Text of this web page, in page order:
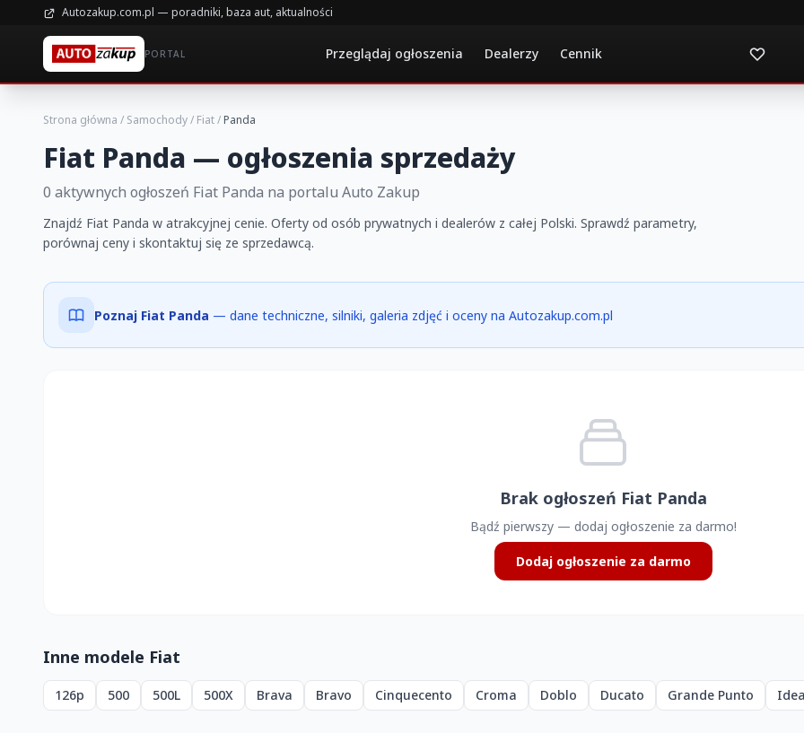
Autozakup.com.pl — poradniki, baza aut, aktualności
PORTAL Przeglądaj ogłoszenia Dealerzy Cennik
Strona główna / Samochody/ Fiat/Panda
Fiat Panda — ogłoszenia sprzedaży
0 aktywnych ogłoszeń Fiat Panda na portalu Auto Zakup
Znajdź Fiat Panda w atrakcyjnej cenie. Oferty od osób prywatnych i dealerów z całej Polski. Sprawdź parametry,
porównaj ceny i skontaktuj się ze sprzedawcą.
Poznaj Fiat Panda — dane techniczne, silniki, galeria zdjęć i oceny na Autozakup.com.pl
Brak ogłoszeń Fiat Panda
Bądź pierwszy — dodaj ogłoszenie za darmo!
Dodaj ogłoszenie za darmo
Inne modele Fiat
126p 500 500L 500X Brava Bravo Cinquecento Croma Doblo Ducato Grande Punto Idea